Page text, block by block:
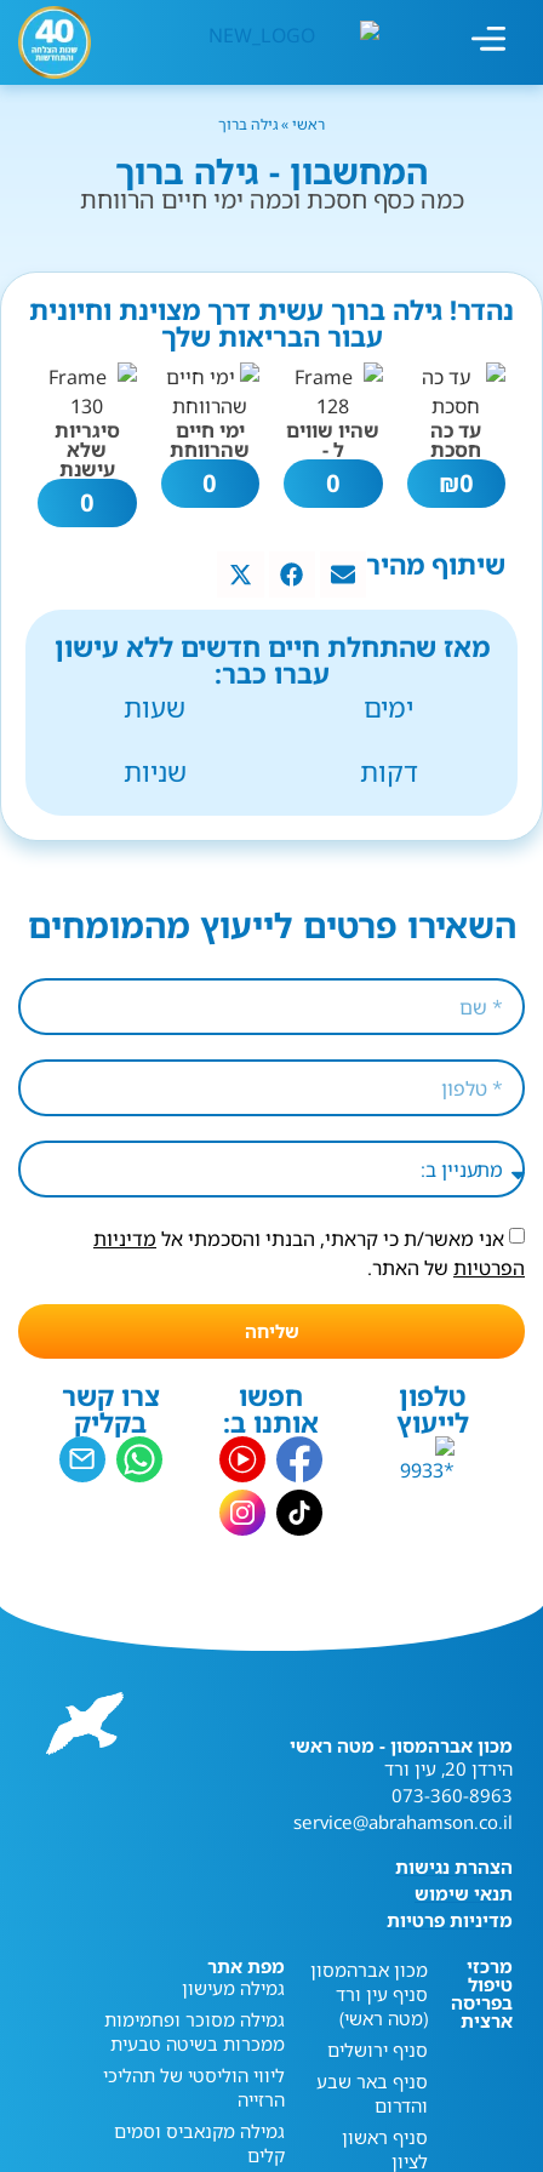
ראשי»גילה ברוך
המחשבון - גילה ברוך
כמה כסף חסכת וכמה ימי חיים הרווחת
נהדר! גילה ברוך עשית דרך מצוינת וחיונית
עבור הבריאות שלך
עד כה
חסכת
0
₪
שהיו שווים
ל -
0
ימי חיים
שהרווחת
0
סיגריות
שלא
עישנת
0
שיתוף מהיר
מאז שהתחלת חיים חדשים ללא עישון
עברו כבר:
ימים
שעות
דקות
שניות
השאירו פרטים לייעוץ מהמומחים
אני מאשר/ת כי קראתי, הבנתי והסכמתי אל מדיניות
הפרטיות של האתר.
שליחה
טלפון
לייעוץ
חפשו
אותנו ב:
צרו קשר
בקליק
מכון אברהמסון - מטה ראשי
הירדן 20, עין ורד
073-360-8963
service@abrahamson.co.il
הצהרת נגישות
תנאי שימוש
מדיניות פרטיות
מרכזי
טיפול
בפריסה
ארצית
מכון אברהמסון
סניף עין ורד
(מטה ראשי)
סניף ירושלים
סניף באר שבע
והדרום
סניף ראשון
לציון
מפת אתר
גמילה מעישון
גמילה מסוכר ופחמימות
ממכרות בשיטה טבעית
ליווי הוליסטי של תהליכי
הרזייה
גמילה מקנאביס וסמים
קלים